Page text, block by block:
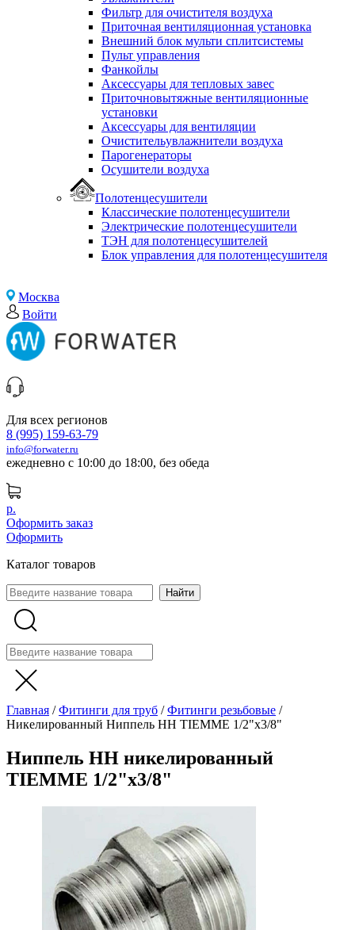
Фильтр для очистителя воздуха
Приточная вентиляционная установка
Внешний блок мульти сплитсистемы
Пульт управления
Фанкойлы
Аксессуары для тепловых завес
Приточновытяжные вентиляционные
установки
Аксессуары для вентиляции
Очистительувлажнители воздуха
Парогенераторы
Осушители воздуха
Полотенцесушители
Классические полотенцесушители
Электрические полотенцесушители
ТЭН для полотенцесушителей
Блок управления для полотенцесушителя
Москва
Войти
Для всех регионов
8 (995) 159-63-79
info@forwater.ru
ежедневно с 10:00 до 18:00, без обеда
р.
Оформить заказ
Оформить
Каталог товаров
Главная /Фитинги для труб /Фитинги резьбовые /
Никелированный Ниппель НН TIEMME 1/2"x3/8"
Ниппель НН никелированный
TIEMME 1/2"x3/8"